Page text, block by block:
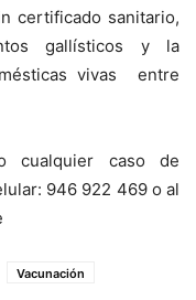
certificado sanitario,
gallísticos y la
vivas entre
cualquier caso de
946 922 469 o al
Vacunación